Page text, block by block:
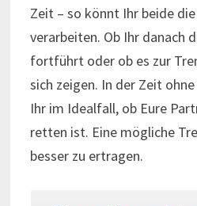
Zeit – so könnt Ihr beide
verarbeiten. Ob Ihr danach
fortführt oder ob es zur
sich zeigen. In der Zeit
Ihr im Idealfall, ob Eure
retten ist. Eine mögliche
besser zu ertragen.